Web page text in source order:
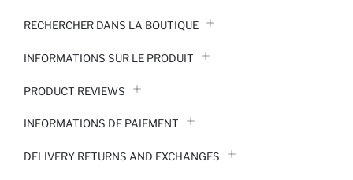
RECHERCHER DANS LA BOUTIQUE
INFORMATIONS SUR LE PRODUIT
PRODUCT REVIEWS
INFORMATIONS DE PAIEMENT
DELIVERY RETURNS AND EXCHANGES